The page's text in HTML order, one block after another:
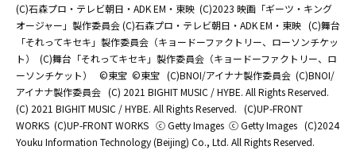
(C)石森プロ・テレビ朝日・ADK EM・東映 (C)2023 映画「ギーツ・キング
オージャー」製作委員会 (C)石森プロ・テレビ朝日・ADK EM・東映 (C)舞台
「それってキセキ」製作委員会（キョードーファクトリー、ローソンチケッ
ト）
(C)舞台「それってキセキ」製作委員会（キョードーファクトリー、ロ
ーソンチケット）
©東宝 ©東宝 (C)BNOI/アイナナ製作委員会 (C)BNOI/
アイナナ製作委員会 (C) 2021 BIGHIT MUSIC / HYBE. All Rights Reserved.
(C) 2021 BIGHIT MUSIC / HYBE. All Rights Reserved. (C)UP-FRONT
WORKS (C)UP-FRONT WORKS ⓒ Getty Images ⓒ Getty Images (C)2024
Youku Information Technology (Beijing) Co., Ltd. All Rights Reserved.